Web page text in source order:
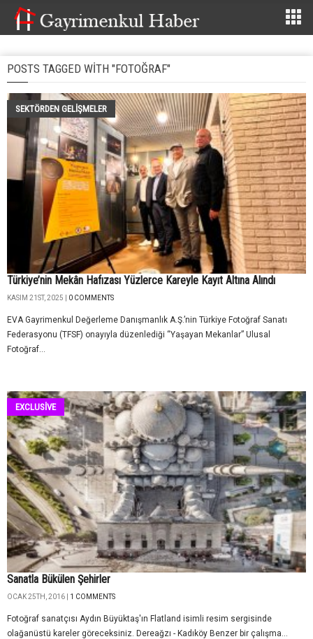
POSTS TAGGED WITH "FOTOĞRAF"
SEKTÖRDEN GELIŞMELER
Türkiye’nin Mekân Hafızası Yüzlerce Kareyle Kayıt Altına Alındı
KASIM 21ST, 2025 | 0 COMMENTS
EVA Gayrimenkul Değerleme Danışmanlık A.Ş.’nin Türkiye Fotoğraf Sanatı
Federasyonu (TFSF) onayıyla düzenlediği “Yaşayan Mekanlar” Ulusal
Fotoğraf...
EXCLUSİVE
Sanatla Bükülen Şehirler
OCAK 25TH, 2016 | 1 COMMENTS
Fotoğraf sanatçısı Aydın Büyüktaş'ın Flatland isimli resim sergisinde
olağanüstü kareler göreceksiniz. Dereağzı - Kadıköy Benzer bir çalışma...